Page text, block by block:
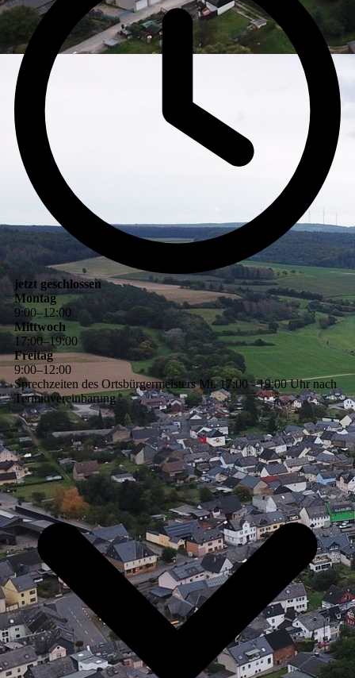
jetzt geschlossen
Montag
9:00–12:00
Mittwoch
17:00–19:00
Freitag
9:00–12:00
Sprechzeiten des Ortsbürgermeisters Mi. 17:00 - 19:00 Uhr nach
Terminvereinbarung